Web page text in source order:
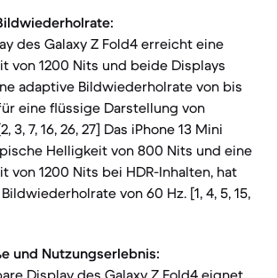
des Galaxy Z Fold4 erreicht eine
von 1200 Nits und beide Displays
adaptive Bildwiederholrate von bis
eine flüssige Darstellung von
3, 7, 16, 26, 27] Das iPhone 13 Mini
Helligkeit von 800 Nits und eine
von 1200 Nits bei HDR-Inhalten, hat
von 60 Hz. [1, 4, 5, 15,
und Nutzungserlebnis:
Display des Galaxy Z Fold4 eignet